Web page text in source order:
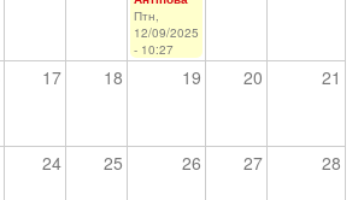
Птн,
12/09/2025
- 10:27
17 18 19 20 21
24 25 26 27 28